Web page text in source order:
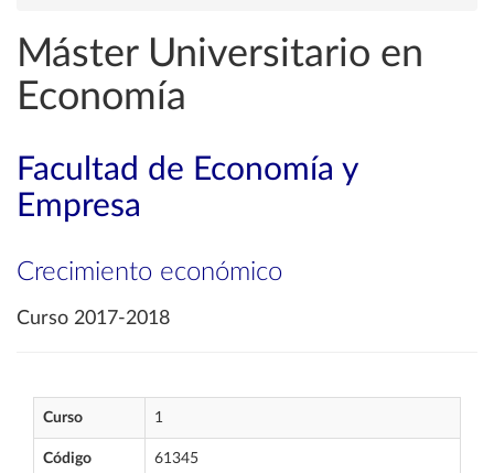
Máster Universitario en
Economía
Facultad de Economía y
Empresa
Crecimiento económico
Curso 2017-2018
Curso 1
Código 61345